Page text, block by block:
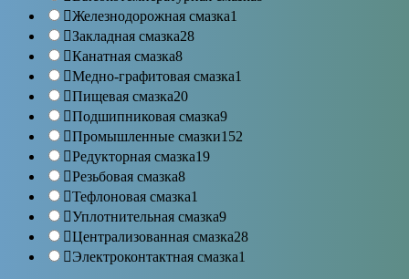
Железнодорожная смазка1
Закладная смазка28
Канатная смазка8
Медно-графитовая смазка1
Пищевая смазка20
Подшипниковая смазка9
Промышленные смазки152
Редукторная смазка19
Резьбовая смазка8
Тефлоновая смазка1
Уплотнительная смазка9
Централизованная смазка28
Электроконтактная смазка1